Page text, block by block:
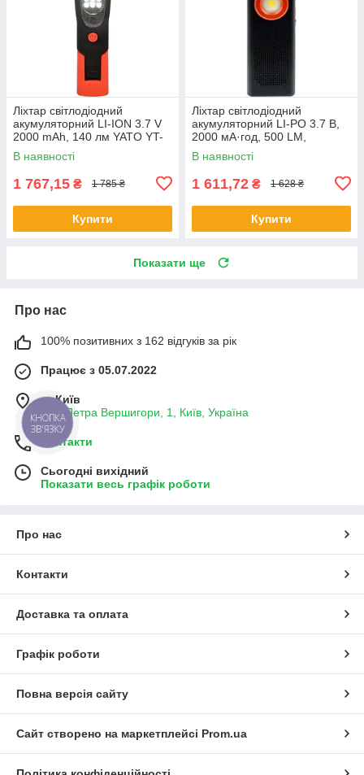
Ліхтар світлодіодний
акумуляторний LI-ION 3.7 V
2000 mAh, 140 лм YATO YT-
08507
В наявності
1 767,15 ₴ 1 785 ₴
Купити
Ліхтар світлодіодний
акумуляторний LI-PO 3.7 В,
2000 мА·год, 500 LM,
ДІНАМІК 3 W BLUETOOTH
YATO YT-08557
В наявності
1 611,72 ₴ 1 628 ₴
Купити
Показати ще
Про нас
100% позитивних з 162 відгуків за рік
Працює з 05.07.2022
м. Київ
вул. Петра Вершигори, 1, Київ, Україна
Контакти
Сьогодні вихідний
Показати весь графік роботи
Про нас
Контакти
Доставка та оплата
Графік роботи
Повна версія сайту
Сайт створено на маркетплейсі Prom.ua
КНОПКА
ЗВ'ЯЗКУ